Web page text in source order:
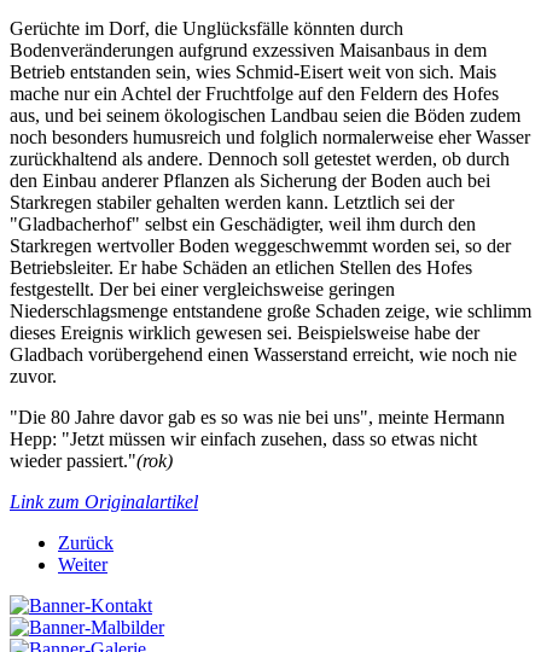
Gerüchte im Dorf, die Unglücksfälle könnten durch
Bodenveränderungen aufgrund exzessiven Maisanbaus in dem
Betrieb entstanden sein, wies Schmid-Eisert weit von sich. Mais
mache nur ein Achtel der Fruchtfolge auf den Feldern des Hofes
aus, und bei seinem ökologischen Landbau seien die Böden zudem
noch besonders humusreich und folglich normalerweise eher Wasser
zurückhaltend als andere. Dennoch soll getestet werden, ob durch
den Einbau anderer Pflanzen als Sicherung der Boden auch bei
Starkregen stabiler gehalten werden kann. Letztlich sei der
"Gladbacherhof" selbst ein Geschädigter, weil ihm durch den
Starkregen wertvoller Boden weggeschwemmt worden sei, so der
Betriebsleiter. Er habe Schäden an etlichen Stellen des Hofes
festgestellt. Der bei einer vergleichsweise geringen
Niederschlagsmenge entstandene große Schaden zeige, wie schlimm
dieses Ereignis wirklich gewesen sei. Beispielsweise habe der
Gladbach vorübergehend einen Wasserstand erreicht, wie noch nie
zuvor.
"Die 80 Jahre davor gab es so was nie bei uns", meinte Hermann
Hepp: "Jetzt müssen wir einfach zusehen, dass so etwas nicht
wieder passiert."(rok)
Link zum Originalartikel
Zurück
Weiter